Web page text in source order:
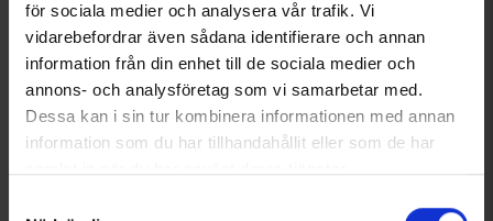
för sociala medier och analysera vår trafik. Vi
vidarebefordrar även sådana identifierare och annan
information från din enhet till de sociala medier och
annons- och analysföretag som vi samarbetar med.
Dessa kan i sin tur kombinera informationen med annan
information som du har tillhandahållit eller som de har
Coolmaxstrumpor ToeInToe®
Från55 kr
Funktions T-shirt Dam
Mörkgrön
Från60 kr
Liknande produkter